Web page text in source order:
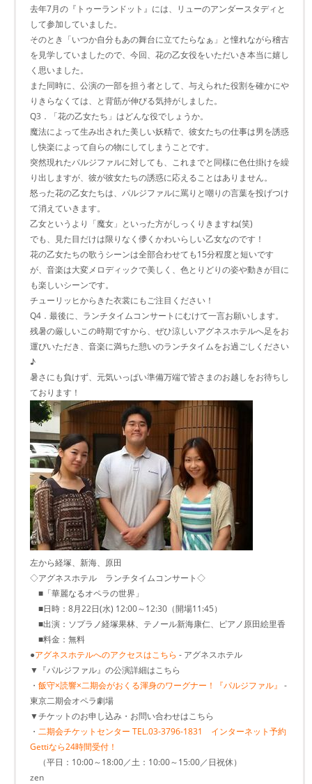
去年7月の『トゥーランドット』には、リューのアンダースタディと
して参加していました。
そのとき「いつか自分もあの舞台に立てたらなぁ」と憧れながら稽古
を見学していましたので、今回、花の乙女役をいただいき本当に嬉し
く思いました。
また同時に、公演の一部を担う者として、与えられた役割を確かにや
りきらなくては、と背筋が伸びる気持がしました。
Q3．「花の乙女たち」はどんな役でしょうか。
魔法によって生み出された美しい妖精で、彼女たちの仕事は男を誘惑
し快楽によって自らの物にしてしまうことです。
突然現れたパルジファルに対しても、これまでと同様に色仕掛けを繰
り出しますが、彼が彼女たちの誘惑に応えることはありません。
怒った花の乙女たちは、パルジファルに罵りと嘲りの言葉を投げつけ
て消えていきます。
乙女というより「魔女」といった方がしっくりきますね(笑)
でも、見た目だけは限りなく儚くかわいらしい乙女なのです！
花の乙女たちの歌うシーンは全部合わせても15分程度と短いです
が、音楽は大変メロディックで美しく、色とりどりの姿や動きが目に
も楽しいシーンです。
チューリッヒからきた衣裳にもご注目ください！
Q4．最後に、ランチタイムコンサートにむけて一言お願いします。
残暑の厳しいこの時期ですから、ぜひ涼しいアグネスホテルへ足をお
運びいただき、音楽に満ちた憩いのランチタイムをお過ごしください
♪
暑さにも負けず、元気いっぱい準備万端で皆さまのお越しをお待ちし
ております！
左から経塚、新海、原田
◇アグネスホテル ランチタイムコンサート◇
■「華麗なるオペラの世界」
■日時：8月22日(水) 12:00～12:30（開場11:45）
■出演：ソプラノ経塚果林、テノール新海康仁、ピアノ原田絵里香
■料金：無料
●アグネスホテルへのアクセスはこちら - アグネスホテル
▼『パルジファル』の公演詳細はこちら
・ 飯守×読響×二期会がおくる渾身のワーグナー！『パルジファル』 -
東京二期会オペラ劇場
▼チケットのお申し込み・お問い合わせはこちら
・ 二期会チケットセンター TEL.03-3796-1831 インターネット予約
Gettiなら24時間受付！
（平日：10:00～18:00／土：10:00～15:00／日祝休）
zen